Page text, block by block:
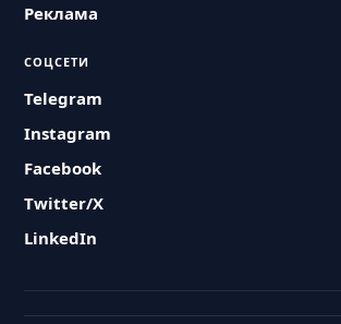
Реклама
СОЦСЕТИ
Telegram
Instagram
Facebook
Twitter/X
LinkedIn